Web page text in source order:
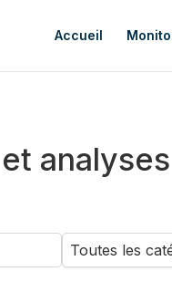
Accueil
analyses